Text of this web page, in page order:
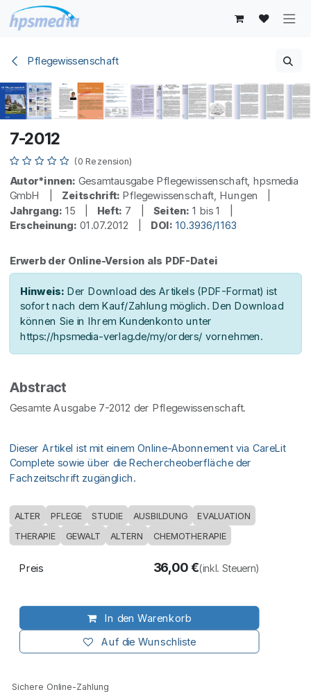
Zum Inhalt springen
Pflegewissenschaft
7-2012
(0 Rezension)
Autor*innen: Gesamtausgabe Pflegewissenschaft, hpsmedia
GmbH | Zeitschrift: Pflegewissenschaft, Hungen |
Jahrgang: 15 | Heft: 7 | Seiten: 1 bis 1 |
Erscheinung: 01.07.2012 | DOI: 10.3936/1163
Erwerb der Online-Version als PDF-Datei
Hinweis: Der Download des Artikels (PDF-Format) ist
sofort nach dem Kauf/Zahlung möglich. Den Download
können Sie in Ihrem Kundenkonto unter
https://hpsmedia-verlag.de/my/orders/ vornehmen.
Abstract
Gesamte Ausgabe 7-2012 der Pflegewissenschaft.
Dieser Artikel ist mit einem Online-Abonnement via CareLit
Complete sowie über die Rechercheoberfläche der
Fachzeitschrift zugänglich.
ALTER PFLEGE STUDIE AUSBILDUNG EVALUATION
THERAPIE GEWALT ALTERN CHEMOTHERAPIE
In den Warenkorb
Auf die Wunschliste
Preis 36,00€(inkl. Steuern)
Sichere Online-Zahlung